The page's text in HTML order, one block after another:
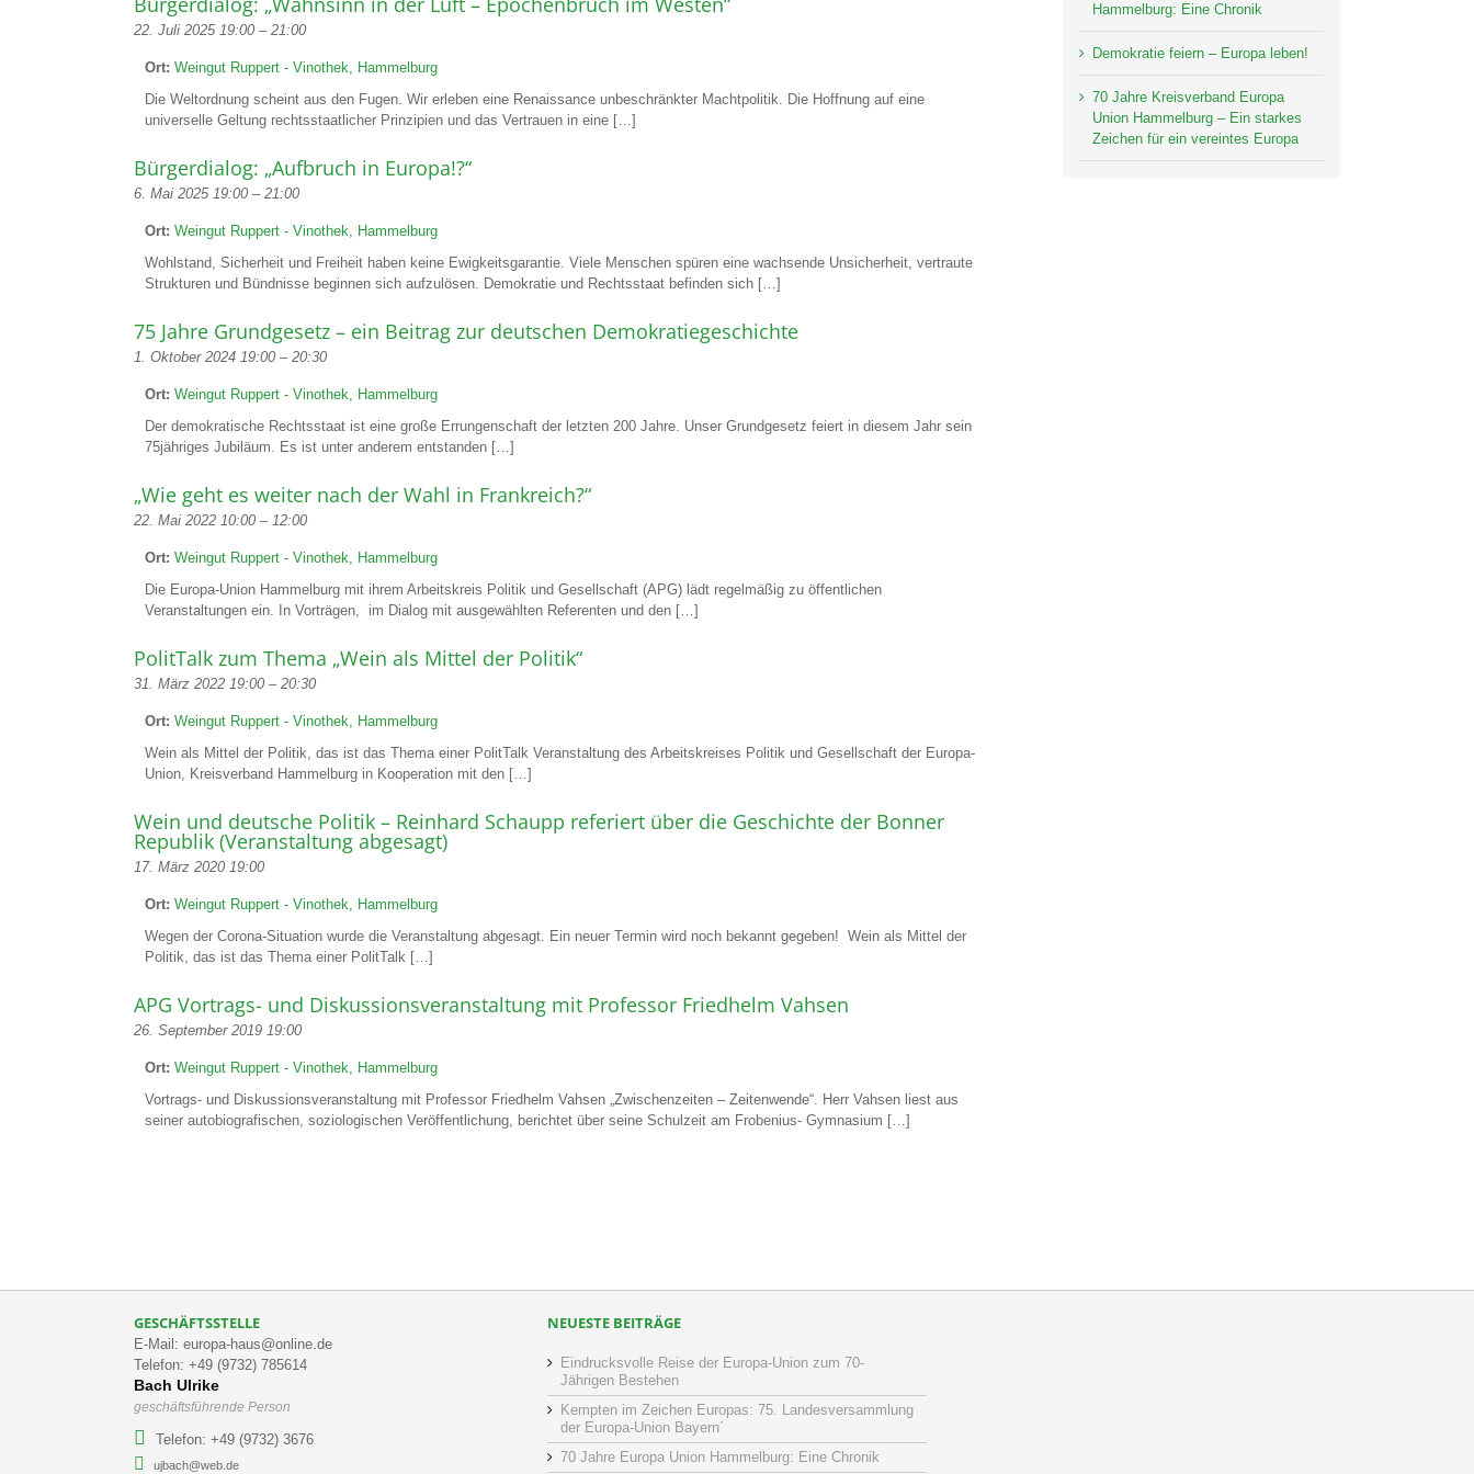
22. Juli 2025 19:00 – 21:00
Ort: Weingut Ruppert - Vinothek, Hammelburg
Die Weltordnung scheint aus den Fugen. Wir erleben eine Renaissance unbeschränkter Machtpolitik. Die Hoffnung auf eine
universelle Geltung rechtsstaatlicher Prinzipien und das Vertrauen in eine […]
Bürgerdialog: „Aufbruch in Europa!?“
6. Mai 2025 19:00 – 21:00
Ort: Weingut Ruppert - Vinothek, Hammelburg
Wohlstand, Sicherheit und Freiheit haben keine Ewigkeitsgarantie. Viele Menschen spüren eine wachsende Unsicherheit, vertraute
Strukturen und Bündnisse beginnen sich aufzulösen. Demokratie und Rechtsstaat befinden sich […]
75 Jahre Grundgesetz – ein Beitrag zur deutschen Demokratiegeschichte
1. Oktober 2024 19:00 – 20:30
Ort: Weingut Ruppert - Vinothek, Hammelburg
Der demokratische Rechtsstaat ist eine große Errungenschaft der letzten 200 Jahre. Unser Grundgesetz feiert in diesem Jahr sein
75jähriges Jubiläum. Es ist unter anderem entstanden […]
„Wie geht es weiter nach der Wahl in Frankreich?“
22. Mai 2022 10:00 – 12:00
Ort: Weingut Ruppert - Vinothek, Hammelburg
Die Europa-Union Hammelburg mit ihrem Arbeitskreis Politik und Gesellschaft (APG) lädt regelmäßig zu öffentlichen
Veranstaltungen ein. In Vorträgen, im Dialog mit ausgewählten Referenten und den […]
PolitTalk zum Thema „Wein als Mittel der Politik“
31. März 2022 19:00 – 20:30
Ort: Weingut Ruppert - Vinothek, Hammelburg
Wein als Mittel der Politik, das ist das Thema einer PolitTalk Veranstaltung des Arbeitskreises Politik und Gesellschaft der Europa-
Union, Kreisverband Hammelburg in Kooperation mit den […]
Wein und deutsche Politik – Reinhard Schaupp referiert über die Geschichte der Bonner
Republik (Veranstaltung abgesagt)
17. März 2020 19:00
Ort: Weingut Ruppert - Vinothek, Hammelburg
Wegen der Corona-Situation wurde die Veranstaltung abgesagt. Ein neuer Termin wird noch bekannt gegeben! Wein als Mittel der
Politik, das ist das Thema einer PolitTalk […]
APG Vortrags- und Diskussionsveranstaltung mit Professor Friedhelm Vahsen
26. September 2019 19:00
Ort: Weingut Ruppert - Vinothek, Hammelburg
Vortrags- und Diskussionsveranstaltung mit Professor Friedhelm Vahsen „Zwischenzeiten – Zeitenwende“. Herr Vahsen liest aus
seiner autobiografischen, soziologischen Veröffentlichung, berichtet über seine Schulzeit am Frobenius- Gymnasium […]
Hammelburg: Eine Chronik
Demokratie feiern – Europa leben!
70 Jahre Kreisverband Europa
Union Hammelburg – Ein starkes
Zeichen für ein vereintes Europa
GESCHÄFTSSTELLE
E-Mail: europa-haus@online.de
Telefon: +49 (9732) 785614
Bach Ulrike
geschäftsführende Person
Telefon: +49 (9732) 3676
ujbach@web.de
NEUESTE BEITRÄGE
Eindrucksvolle Reise der Europa-Union zum 70-
Jährigen Bestehen
Kempten im Zeichen Europas: 75. Landesversammlung
der Europa-Union Bayern´
70 Jahre Europa Union Hammelburg: Eine Chronik